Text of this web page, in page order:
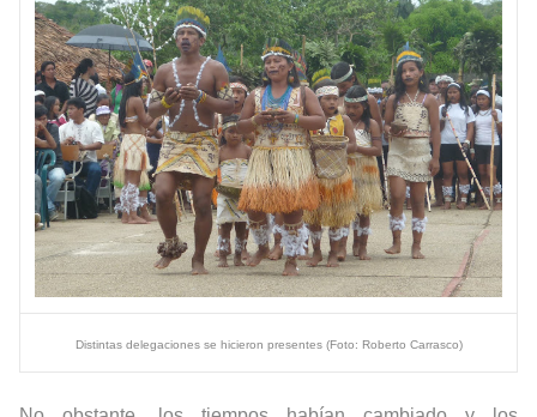
Distintas delegaciones se hicieron presentes (Foto: Roberto Carrasco)